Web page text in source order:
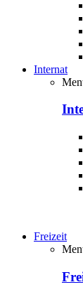
Internat
Freizeit